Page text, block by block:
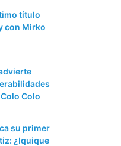
título
con Mirko
Colo
su primer
¿Iquique